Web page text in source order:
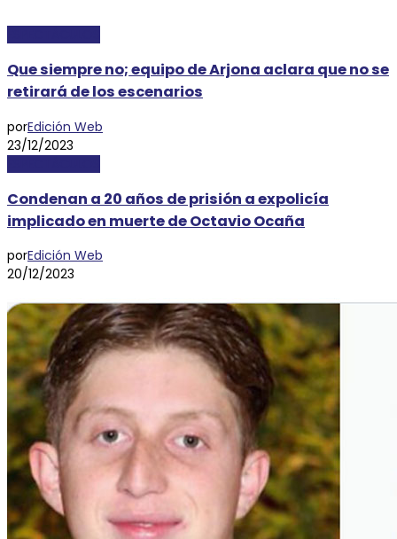
Que siempre no; equipo de Arjona aclara que no se
retirará de los escenarios
porEdición Web
23/12/2023
Condenan a 20 años de prisión a expolicía
implicado en muerte de Octavio Ocaña
porEdición Web
20/12/2023